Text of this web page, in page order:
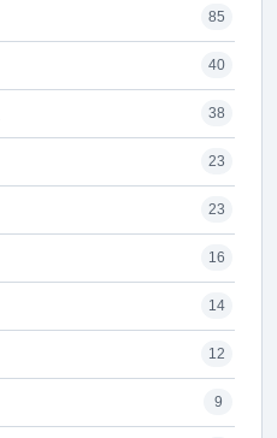
85
40
38
23
23
16
14
12
9